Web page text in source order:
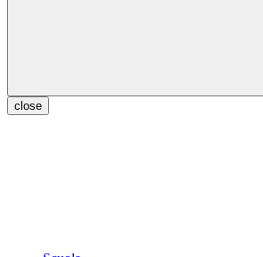
close